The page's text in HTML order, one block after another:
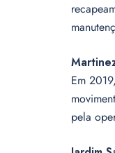
Em
pela